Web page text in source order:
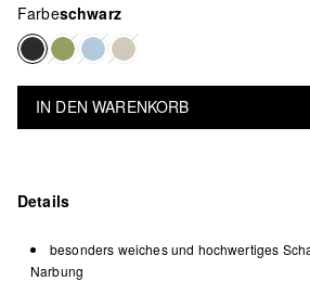
Farbeschwarz
IN DEN WARENKORB
Details
besonders weiches und hochwertiges
Narbung